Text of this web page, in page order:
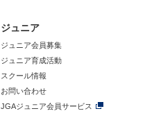
ジュニア
ジュニア会員募集
ジュニア育成活動
スクール情報
お問い合わせ
JGAジュニア会員サービス